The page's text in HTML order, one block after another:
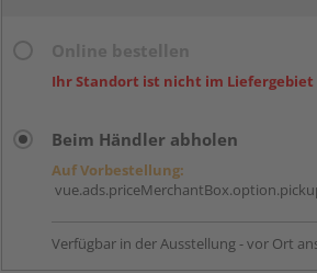
Ihr Standort ist nicht im Liefergebiet
Beim Händler abholen
Auf Vorbestellung:
Verfügbar in der Ausstellung - vor Ort